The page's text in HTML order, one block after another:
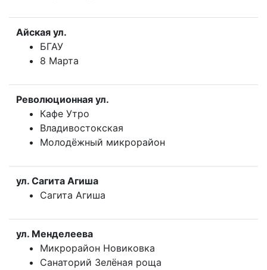
Айская ул.
БГАУ
8 Марта
Революционная ул.
Кафе Утро
Владивостокская
Молодёжный микрорайон
ул. Сагита Агиша
Сагита Агиша
ул. Менделеева
Микрорайон Новиковка
Санаторий Зелёная роща